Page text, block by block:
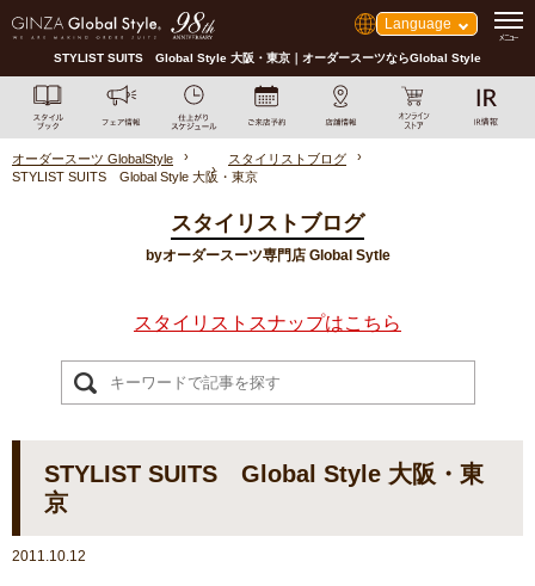
Language
STYLIST SUITS Global Style 大阪・東京｜オーダースーツならGlobal Style
オーダースーツ GlobalStyle
スタイリストブログ
STYLIST SUITS Global Style 大阪・東京
スタイリストブログ
byオーダースーツ専門店 Global Sytle
スタイリストスナップはこちら
STYLIST SUITS Global Style 大阪・東
京
2011.10.12